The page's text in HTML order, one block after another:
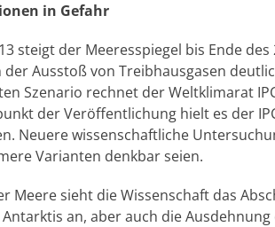
in Gefahr
steigt der Meeresspiegel bis Ende
Ausstoß von Treibhausgasen
Szenario rechnet der Weltklimarat
der Veröffentlichung hielt es der
Neuere wissenschaftliche
Varianten denkbar seien.
Meere sieht die Wissenschaft das
an, aber auch die Ausdehnung